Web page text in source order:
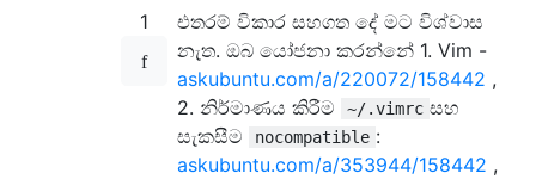
1
එතරම් විකාර සහගත දේ මට විශ්වාස
නැත. ඔබ යෝජනා කරන්නේ 1. Vim -
askubuntu.com/a/220072/158442 ,
2. නිර්මාණය කිරීම
~/.vimrc සහ
සැකසීම
nocompatible :
askubuntu.com/a/353944/158442 ,